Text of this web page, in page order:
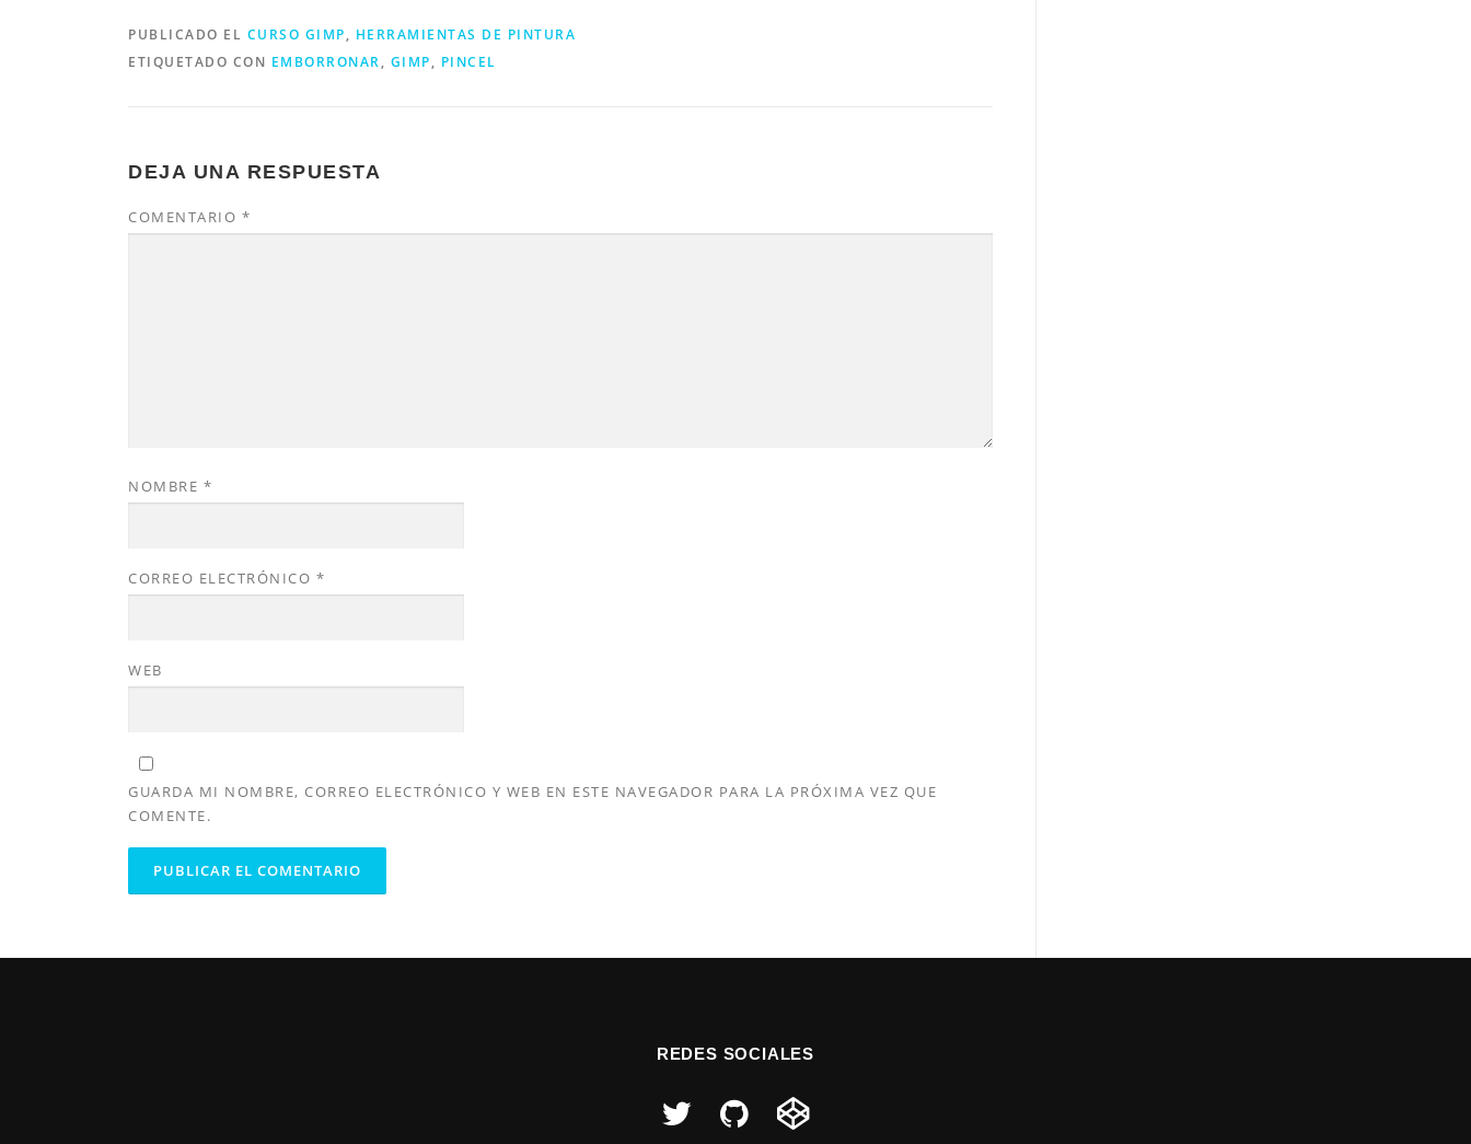
PUBLICADO EL CURSO GIMP, HERRAMIENTAS DE PINTURA
ETIQUETADO CON EMBORRONAR, GIMP, PINCEL
DEJA UNA RESPUESTA
COMENTARIO *
NOMBRE *
CORREO ELECTRÓNICO *
WEB
GUARDA MI NOMBRE, CORREO ELECTRÓNICO Y WEB EN ESTE NAVEGADOR PARA LA PRÓXIMA VEZ QUE
COMENTE.
REDES SOCIALES